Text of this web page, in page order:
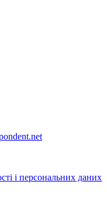
і персональних даних